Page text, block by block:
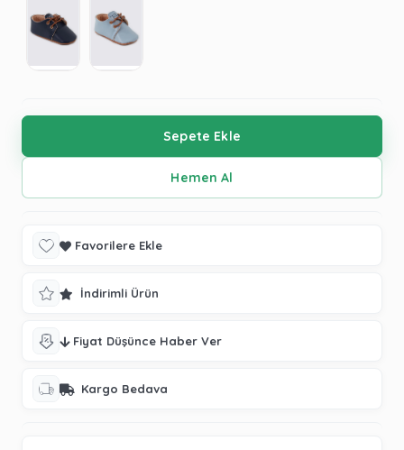
Favorilere Ekle
İndirimli Ürün
Fiyat Düşünce Haber Ver
Kargo Bedava